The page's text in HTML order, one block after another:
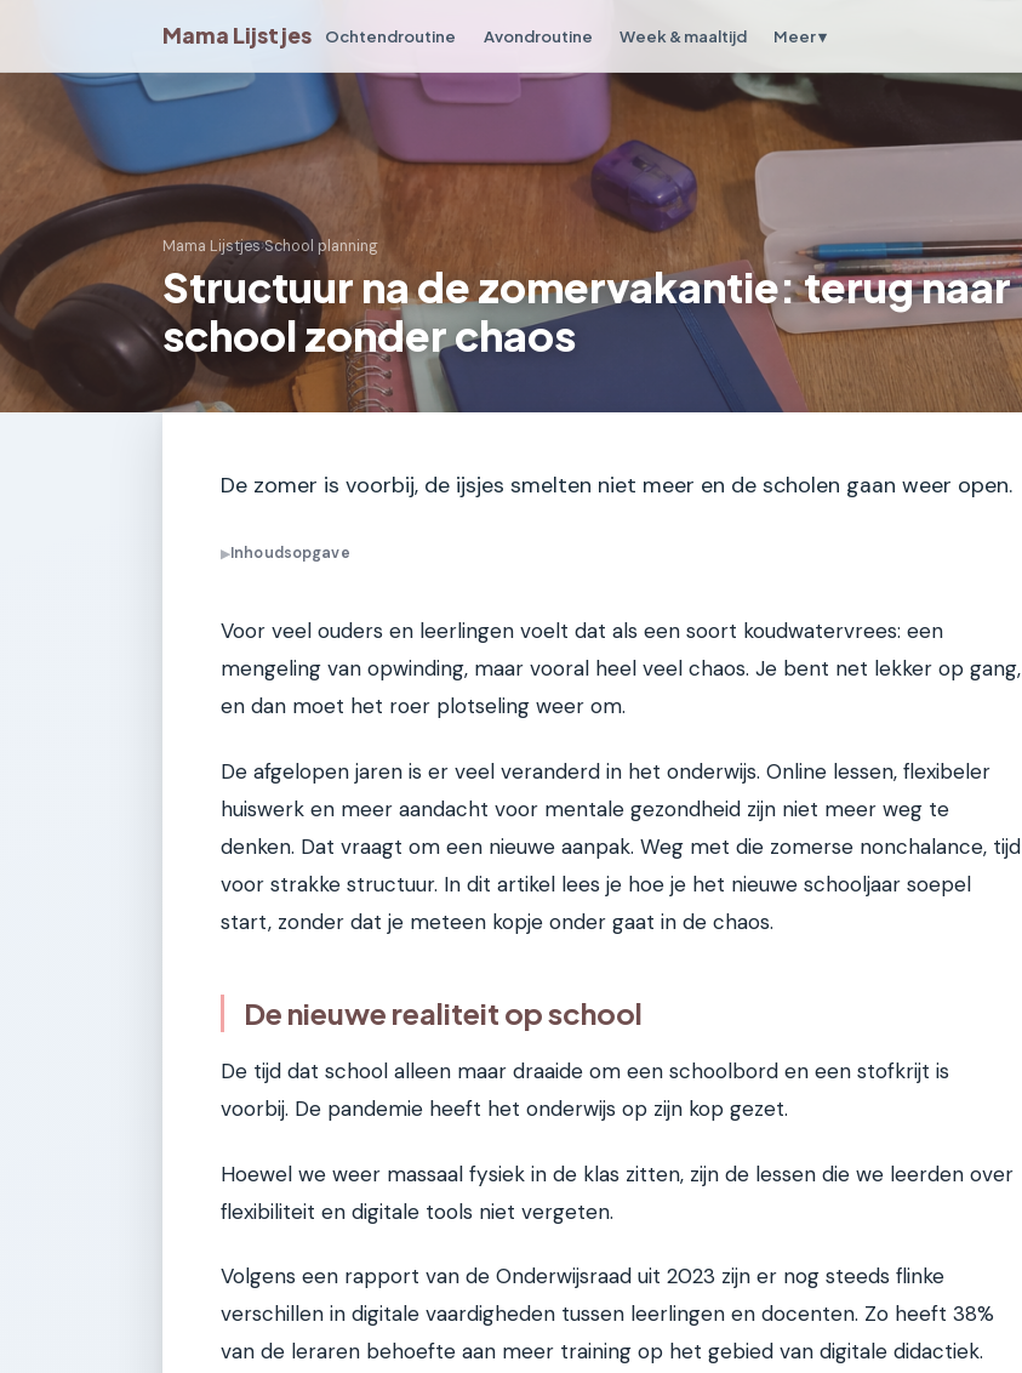
Mama Lijstjes Ochtendroutine Avondroutine Week & maaltijd Meer ▾
Mama Lijstjes›School planning
Structuur na de zomervakantie: terug naar
school zonder chaos
De zomer is voorbij, de ijsjes smelten niet meer en de scholen gaan weer open.
▶Inhoudsopgave
Voor veel ouders en leerlingen voelt dat als een soort koudwatervrees: een
mengeling van opwinding, maar vooral heel veel chaos. Je bent net lekker op gang,
en dan moet het roer plotseling weer om.
De afgelopen jaren is er veel veranderd in het onderwijs. Online lessen, flexibeler
huiswerk en meer aandacht voor mentale gezondheid zijn niet meer weg te
denken. Dat vraagt om een nieuwe aanpak. Weg met die zomerse nonchalance, tijd
voor strakke structuur. In dit artikel lees je hoe je het nieuwe schooljaar soepel
start, zonder dat je meteen kopje onder gaat in de chaos.
De nieuwe realiteit op school
De tijd dat school alleen maar draaide om een schoolbord en een stofkrijt is
voorbij. De pandemie heeft het onderwijs op zijn kop gezet.
Hoewel we weer massaal fysiek in de klas zitten, zijn de lessen die we leerden over
flexibiliteit en digitale tools niet vergeten.
Volgens een rapport van de Onderwijsraad uit 2023 zijn er nog steeds flinke
verschillen in digitale vaardigheden tussen leerlingen en docenten. Zo heeft 38%
van de leraren behoefte aan meer training op het gebied van digitale didactiek.